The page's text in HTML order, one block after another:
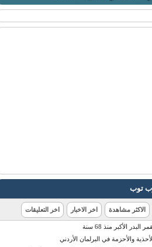
توب
الاكثر مشاهدة اخر الاخبار اخر التعليقات
الأكبر منذ 68 سنة
والأحزمة في البرلمان الأردني